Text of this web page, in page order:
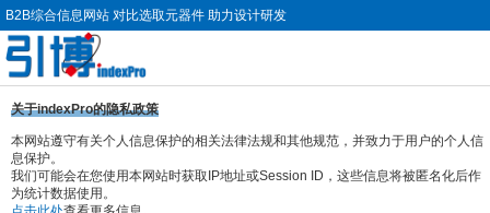
B2B综合信息网站 对比选取元器件 助力设计研发
关于indexPro的隐私政策
本网站遵守有关个人信息保护的相关法律法规和其他规范，并致力于用户的个人信
息保护。
我们可能会在您使用本网站时获取IP地址或Session ID，这些信息将被匿名化后作
为统计数据使用。